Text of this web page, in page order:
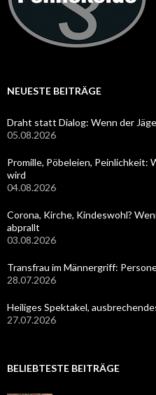
NEUESTE BEITRÄGE
Draht statt Dialog: Wenn der
05.08.2026
Promille, Pöbeleien, Peinlichkeit:
wird
04.08.2026
Corona, Kirche, Kindeswohl?
abprallt
03.08.2026
Transfrau im Männergriff:
28.07.2026
Heiliges Spektakel,
27.07.2026
BELIEBTESTE BEITRÄGE